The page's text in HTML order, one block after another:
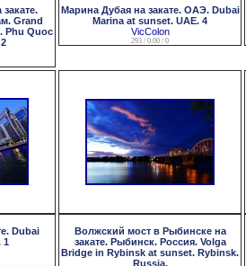
Grand
Phu Quoc
Марина Дубая на закате. ОАЭ. Dubai
Marina at sunset. UAE. 4
VicColon
293 / 0.00 / 0
Dubai
1
Волжский мост в Рыбинске на
закате. Рыбинск. Россия. Volga
Bridge in Rybinsk at sunset. Rybinsk.
Russia.